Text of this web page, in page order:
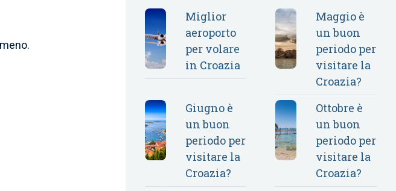
Miglior
aeroporto
per volare
in Croazia
Maggio è
un buon
periodo per
visitare la
Croazia?
Giugno è
un buon
periodo per
visitare la
Croazia?
Ottobre è
un buon
periodo per
visitare la
Croazia?